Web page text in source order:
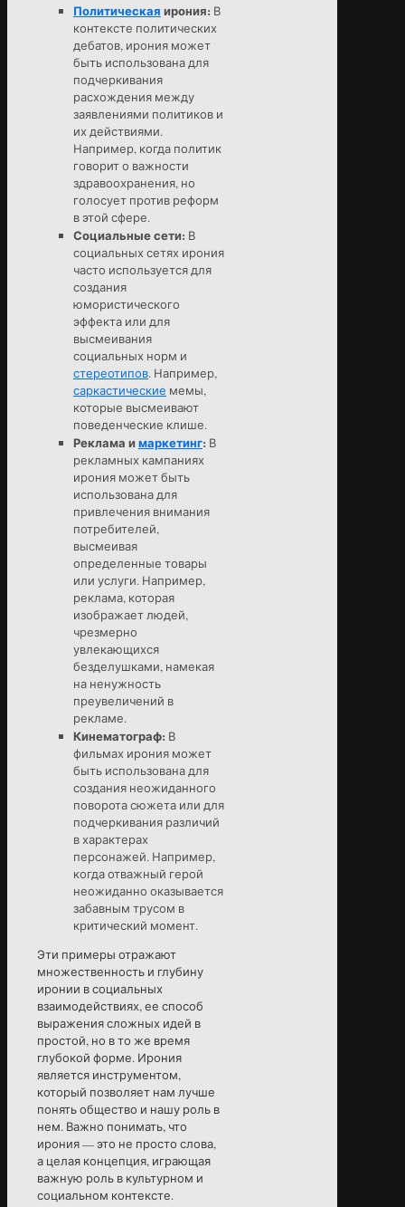
Политическая ирония: В
контексте политических
дебатов, ирония может
быть использована для
подчеркивания
расхождения между
заявлениями политиков и
их действиями.
Например, когда политик
говорит о важности
здравоохранения, но
голосует против реформ
в этой сфере.
Социальные сети: В
социальных сетях ирония
часто используется для
создания
юмористического
эффекта или для
высмеивания
социальных норм и
стереотипов. Например,
саркастические мемы,
которые высмеивают
поведенческие клише.
Реклама имаркетинг: В
рекламных кампаниях
ирония может быть
использована для
привлечения внимания
потребителей,
высмеивая
определенные товары
или услуги. Например,
реклама, которая
изображает людей,
чрезмерно
увлекающихся
безделушками, намекая
на ненужность
преувеличений в
рекламе.
Кинематограф: В
фильмах ирония может
быть использована для
создания неожиданного
поворота сюжета или для
подчеркивания различий
в характерах
персонажей. Например,
когда отважный герой
неожиданно оказывается
забавным трусом в
критический момент.
Эти примеры отражают
множественность и глубину
иронии в социальных
взаимодействиях, ее способ
выражения сложных идей в
простой, но в то же время
глубокой форме. Ирония
является инструментом,
который позволяет нам лучше
понять общество и нашу роль в
нем. Важно понимать, что
ирония — это не просто слова,
а целая концепция, играющая
важную роль в культурном и
социальном контексте.